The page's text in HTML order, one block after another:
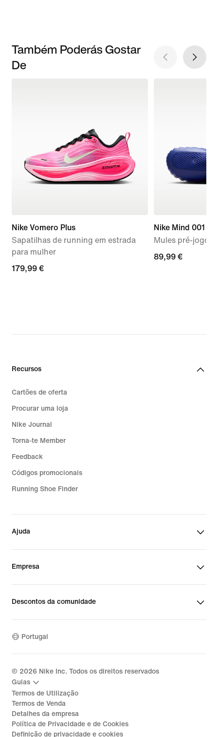
Também Poderás Gostar
De
Nike Vomero Plus
Sapatilhas de running em estrada
para mulher
179,99
179,99 €
Nike Mind 001
Mules pré-jogo
89,99
89,99 €
Recursos
Cartões de oferta
Procurar uma loja
Nike Journal
Torna-te Member
Feedback
Códigos promocionais
Running Shoe Finder
Ajuda
Empresa
Descontos da comunidade
Portugal
© 2026 Nike Inc. Todos os direitos reservados
Guias
Termos de Utilização
Termos de Venda
Detalhes da empresa
Política de Privacidade e de Cookies
Definição de privacidade e cookies